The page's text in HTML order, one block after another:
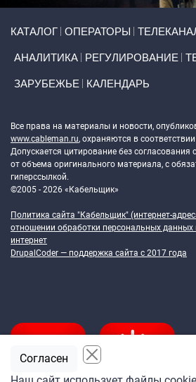
КАТАЛОГ ОПЕРАТОРЫ
АНАЛИТИКА РЕГУЛИРОВАНИЕ
ЗАРУБЕЖЬЕ КАЛЕНДАРЬ
Все права на материалы и новости,
www.cableman.ru, охраняются в
Допускается цитирование без согласования
от объема оригинального материала, с
гиперссылкой.
©2005 - 2026 «Кабельщик»
Политика сайта "Кабельщик" (интернет-
отношении обработки персональных данных
интернет
DrupalCoder — поддержка сайта c 2017 года
Согласен